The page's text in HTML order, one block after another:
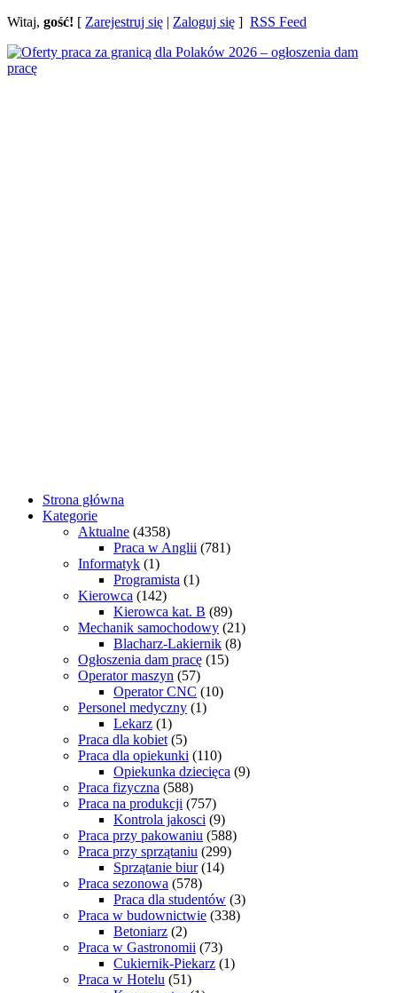
Witaj, gość! [ Zarejestruj się | Zaloguj się ] RSS Feed
Strona główna
Kategorie
Aktualne (4358)
Praca w Anglii (781)
Informatyk (1)
Programista (1)
Kierowca (142)
Kierowca kat. B (89)
Mechanik samochodowy (21)
Blacharz-Lakiernik (8)
Ogłoszenia dam pracę (15)
Operator maszyn (57)
Operator CNC (10)
Personel medyczny (1)
Lekarz (1)
Praca dla kobiet (5)
Praca dla opiekunki (110)
Opiekunka dziecięca (9)
Praca fizyczna (588)
Praca na produkcji (757)
Kontrola jakosci (9)
Praca przy pakowaniu (588)
Praca przy sprzątaniu (299)
Sprzątanie biur (14)
Praca sezonowa (578)
Praca dla studentów (3)
Praca w budownictwie (338)
Betoniarz (2)
Praca w Gastronomii (73)
Cukiernik-Piekarz (1)
Praca w Hotelu (51)